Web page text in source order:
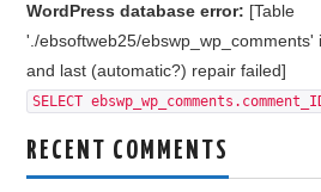
WordPress database error: [Table
'./ebsoftweb25/ebswp_wp_comments'
and last (automatic?) repair failed]
SELECT
RECENT COMMENTS